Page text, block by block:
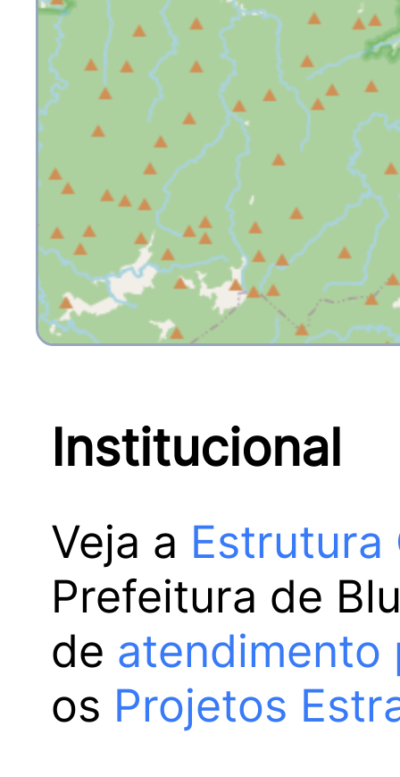
Institucional
Veja a Estrutura
Prefeitura de
de atendimento
os Projetos